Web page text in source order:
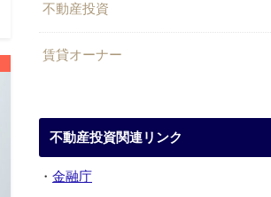
不動産投資
賃貸オーナー
不動産投資関連リンク
・ 金融庁